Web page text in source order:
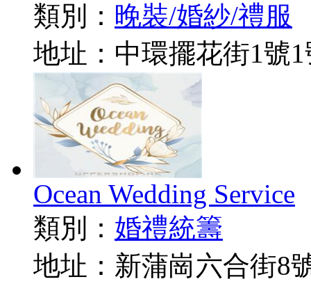
類別： 晚裝/婚紗/禮服
地址：中環擺花街1號
Ocean Wedding Service
類別： 婚禮統籌
地址：新蒲崗六合街8